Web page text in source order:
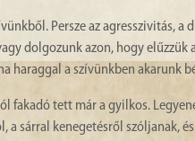
Persze az agresszivitás,
dolgozunk azon, hogy
haraggal a szívünkben akarunk
fakadó tett már a gyilkos.
a sárral kenegetésről szóljanak,